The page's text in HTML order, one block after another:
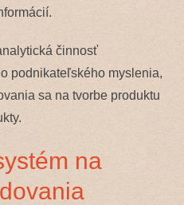
činnosť
podnikateľského myslenia,
sa na tvorbe produktu
na